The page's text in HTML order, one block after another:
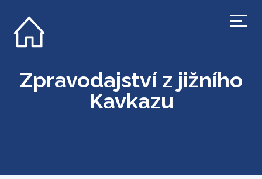
Zpravodajství z jižního
Kavkazu